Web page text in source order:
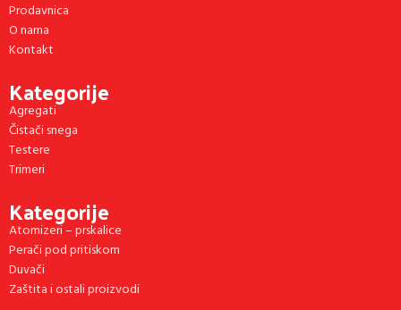
Prodavnica
O nama
Kontakt
Kategorije
Agregati
Čistači snega
Testere
Trimeri
Kategorije
Atomizeri – prskalice
Perači pod pritiskom
Duvači
Zaštita i ostali proizvodi